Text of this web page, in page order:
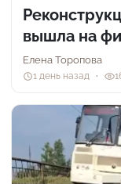
вышла на
Елена Торопова
1 день назад